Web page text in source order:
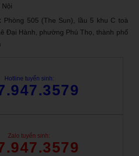
Nội
Phòng 505 (The Sun), lầu 5 khu C toà
Đại Hành, phường Phú Thọ, thành phố
Hotline tuyển sinh:
Zalo tuyển sinh: